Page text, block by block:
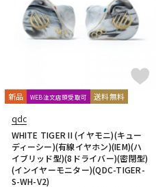
JZ Microphones
K.W.S
KAOTICA KENTON
Kikutani
KOTOBUKI KRK
KRYNA
Line6
LOJECT
marantz Professional
M-AUDIO
MISTRAL
MOGAMI
MONSTER CABLE
Musikelectronic Geithain
新品 WEB注文店頭受取可 送料無料
qdc
WHITE TIGER II (イヤモニ)(キュー
ディーシー)(有線イヤホン)(IEM)(ハ
イブリッド型)(8ドライバー)(密閉型)
(インイヤーモニター)(QDC-TIGER-
S-WH-V2)